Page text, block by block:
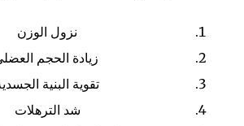
نزول الوزن
زيادة الحجم
تقوية البنية
شد الترهلات